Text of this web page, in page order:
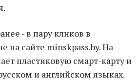
- в пару кликов в
на сайте minskpass.by. На
пластиковую смарт-карту и
и английском языках.